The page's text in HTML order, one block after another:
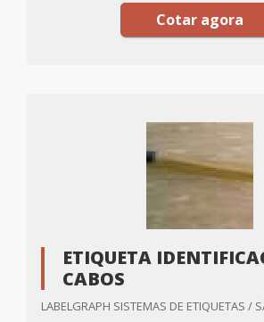
Cotar agora
ETIQUETA
CABOS
LABELGRAPH SISTEMAS DE ETIQUETAS /